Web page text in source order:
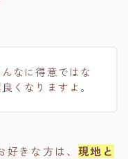
なに得意ではな
くなりますよ。
好きな方は、現地と